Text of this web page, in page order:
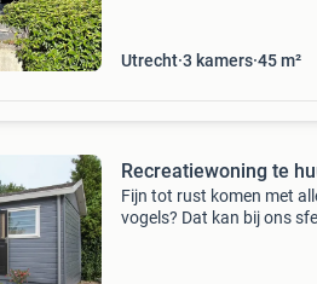
Utrecht 3 kamers 45 m²
Recreatiewoning te
Fijn tot rust komen met
vogels? Dat kan bij ons